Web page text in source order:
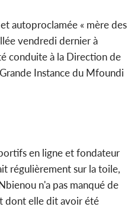
et autoproclamée « mère des
vendredi dernier à
conduite à la Direction de
Instance du Mfoundi
en ligne et fondateur
régulièrement sur la toile,
n'a pas manqué de
dont elle dit avoir été